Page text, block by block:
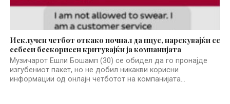
Исклучен четбот откако почнал да пцуе, нарекувајќи се
себеси бескорисен критувајќи ја компанијата
Музичарот Ешли Бошамп (30) се обидел да го пронајде
изгубениот пакет, но не добил никакви корисни
информации од онлајн четботот на компанијата...